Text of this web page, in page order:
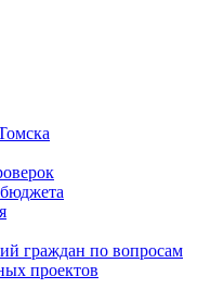
граждан по вопросам
проектов